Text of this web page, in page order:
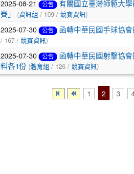
2025-08-21 公告
有關國立臺灣師範大
賽」
(資訊組 / 109 / 競賽資訊)
2025-07-30 公告 函轉中華民國手球協
/ 167 / 競賽資訊)
2025-07-30 公告
函轉中華民國射擊協
料各1份 (體育組 / 126 / 競賽資訊)
1 2 3